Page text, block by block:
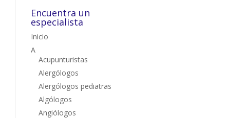
Encuentra un
especialista
Inicio
A
Acupunturistas
Alergólogos
Alergólogos pediatras
Algólogos
Angiólogos